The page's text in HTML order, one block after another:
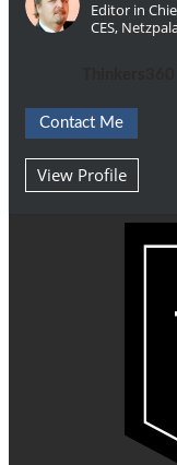
Editor in
CES,
Contact Me
View Profile